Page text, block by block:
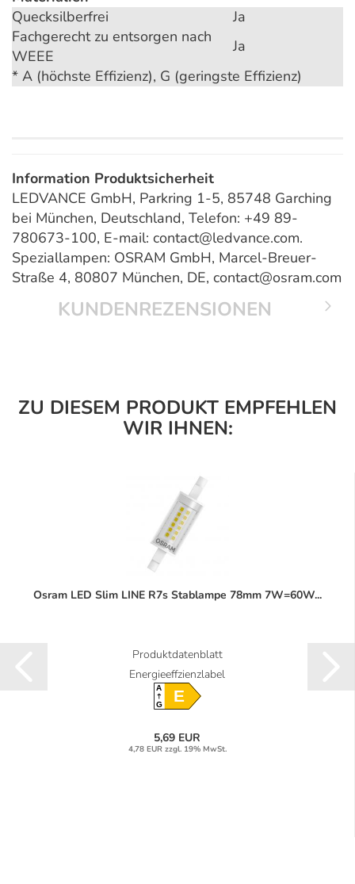
Quecksilberfrei
Ja
Fachgerecht zu entsorgen nach
WEEE
Ja
* A (höchste Effizienz), G (geringste Effizienz)
Information Produktsicherheit
LEDVANCE GmbH, Parkring 1-5, 85748 Garching
bei München, Deutschland, Telefon: +49 89-
780673-100, E-mail: contact@ledvance.com.
Speziallampen: OSRAM GmbH, Marcel-Breuer-
Straße 4, 80807 München, DE, contact@osram.com
KUNDENREZENSIONEN
ZU DIESEM PRODUKT EMPFEHLEN
WIR IHNEN:
Osram LED Slim LINE R7s Stablampe 78mm 7W=60W...
Produktdatenblatt
Energieeffzienzlabel
A
GE
5,69 EUR
4,78 EUR zzgl. 19% MwSt.